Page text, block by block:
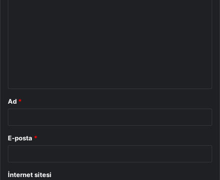
Ad *
E-posta *
İnternet sitesi